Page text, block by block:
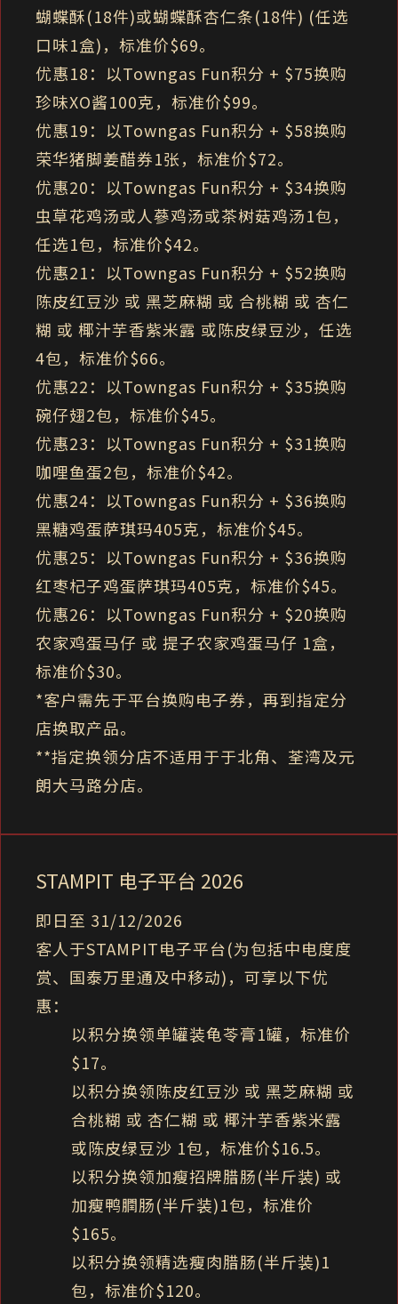
蝴蝶酥(18件)或蝴蝶酥杏仁条(18件) (任选
口味1盒)，标准价$69。
优惠18：以Towngas Fun积分 + $75换购
珍味XO酱100克，标准价$99。
优惠19：以Towngas Fun积分 + $58换购
荣华猪脚姜醋券1张，标准价$72。
优惠20：以Towngas Fun积分 + $34换购
虫草花鸡汤或人蔘鸡汤或茶树菇鸡汤1包，
任选1包，标准价$42。
优惠21：以Towngas Fun积分 + $52换购
陈皮红豆沙 或 黑芝麻糊 或 合桃糊 或 杏仁
糊 或 椰汁芋香紫米露 或陈皮绿豆沙，任选
4包，标准价$66。
优惠22：以Towngas Fun积分 + $35换购
碗仔翅2包，标准价$45。
优惠23：以Towngas Fun积分 + $31换购
咖哩鱼蛋2包，标准价$42。
优惠24：以Towngas Fun积分 + $36换购
黑糖鸡蛋萨琪玛405克，标准价$45。
优惠25：以Towngas Fun积分 + $36换购
红枣杞子鸡蛋萨琪玛405克，标准价$45。
优惠26：以Towngas Fun积分 + $20换购
农家鸡蛋马仔 或 提子农家鸡蛋马仔 1盒，
标准价$30。
*客户需先于平台换购电子券，再到指定分
店换取产品。
**指定换领分店不适用于于北角、荃湾及元
朗大马路分店。
STAMPIT 电子平台 2026
即日至 31/12/2026
客人于STAMPIT电子平台(为包括中电度度
赏、国泰万里通及中移动)，可享以下优
惠：
以积分换领单罐装龟苓膏1罐，标准价
$17。
以积分换领陈皮红豆沙 或 黑芝麻糊 或
合桃糊 或 杏仁糊 或 椰汁芋香紫米露
或陈皮绿豆沙 1包，标准价$16.5。
以积分换领加瘦招牌腊肠(半斤装) 或
加瘦鸭膶肠(半斤装)1包，标准价
$165。
以积分换领精选瘦肉腊肠(半斤装)1
包，标准价$120。